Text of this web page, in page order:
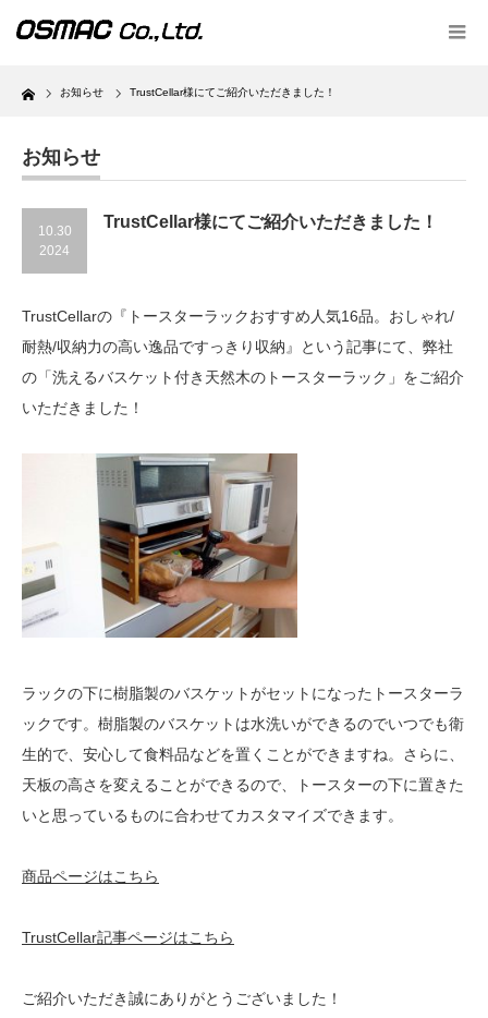
Home お知らせ TrustCellar様にてご紹介いただきました！
お知らせ
10.30
2024
TrustCellar様にてご紹介いただきました！
TrustCellarの『トースターラックおすすめ人気16品。おしゃれ/
耐熱/収納力の高い逸品ですっきり収納』という記事にて、弊社
の「洗えるバスケット付き天然木のトースターラック」をご紹介
いただきました！
ラックの下に樹脂製のバスケットがセットになったトースターラ
ックです。樹脂製のバスケットは水洗いができるのでいつでも衛
生的で、安心して食料品などを置くことができますね。さらに、
天板の高さを変えることができるので、トースターの下に置きた
いと思っているものに合わせてカスタマイズできます。
商品ページはこちら
TrustCellar記事ページはこちら
ご紹介いただき誠にありがとうございました！